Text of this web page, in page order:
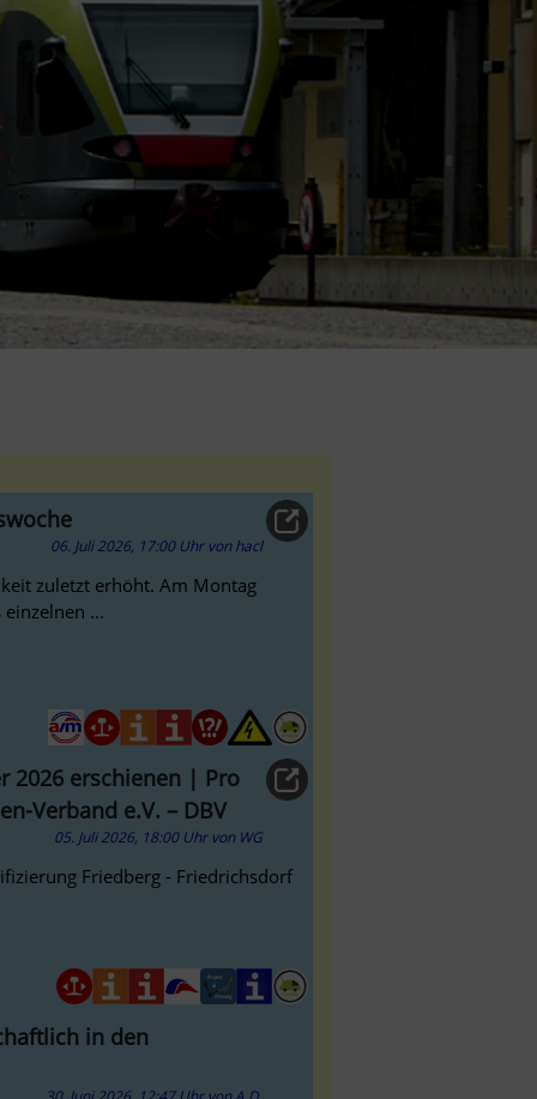
06. Juli 2026, 17:00 Uhr vonhacl
zuletzt erhöht. Am Montag
...
2026 erschienen | Pro
Verband e.V. – DBV
05. Juli 2026, 18:00 Uhr von WG
Friedberg - Friedrichsdorf
in den